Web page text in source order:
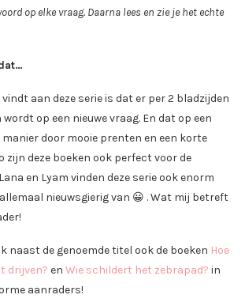
op elke vraag. Daarna lees en zie je het echte
aan deze serie is dat er per 2 bladzijden
op een nieuwe vraag. En dat op een
manier door mooie prenten en een korte
zijn deze boeken ook perfect voor de
en Lyam vinden deze serie ook enorm
nieuwsgierig van 😀 . Wat mij betreft
naast de genoemde titel ook de boeken Hoe
drijven? en Wie schildert het zebrapad? in
aanraders!